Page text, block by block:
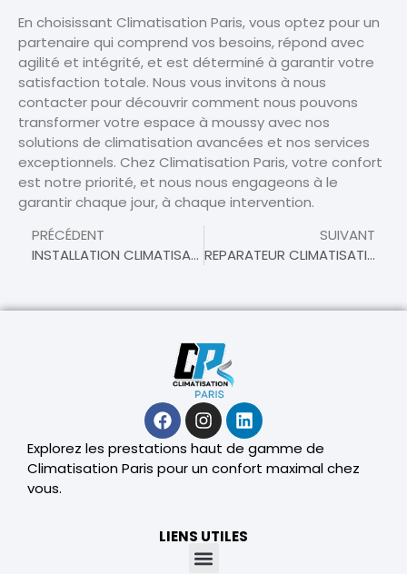
En choisissant Climatisation Paris, vous optez pour un
partenaire qui comprend vos besoins, répond avec
agilité et intégrité, et est déterminé à garantir votre
satisfaction totale. Nous vous invitons à nous
contacter pour découvrir comment nous pouvons
transformer votre espace à moussy avec nos
solutions de climatisation avancées et nos services
exceptionnels. Chez Climatisation Paris, votre confort
est notre priorité, et nous nous engageons à le
garantir chaque jour, à chaque intervention.
PRÉCÉDENT
INSTALLATION CLIMATISATION À MOUSSY – VOTRE PARTENAIRE POUR UN CONFORT OPTIMAL
SUIVANT
REPARATEUR CLIMATISATION À MOUSSY
Explorez les prestations haut de gamme de
Climatisation Paris pour un confort maximal chez
vous.
LIENS UTILES